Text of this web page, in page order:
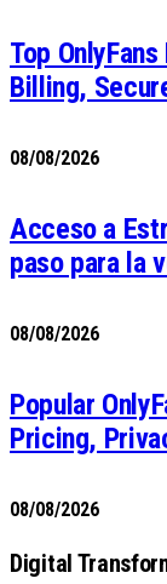
Top
Billing,
08/08/2026
Acceso a
paso para la
08/08/2026
Popular
Pricing,
08/08/2026
Digital